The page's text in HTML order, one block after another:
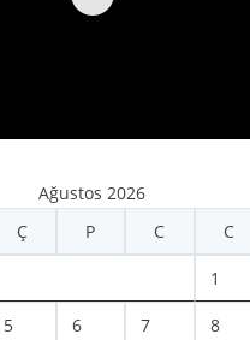
Ağustos 2026
Ç P C C
1
5 6 7 8